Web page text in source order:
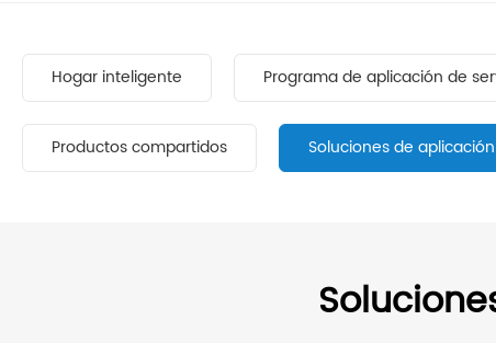
Hogar inteligente Programa de aplicación de
Productos compartidos Soluciones de